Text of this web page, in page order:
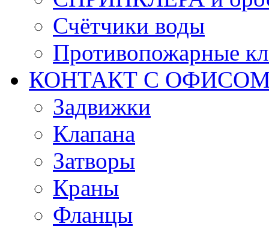
Счётчики воды
Противопожарные
КОНТАКТ С ОФИСОМ
Задвижки
Клапана
Затворы
Краны
Фланцы